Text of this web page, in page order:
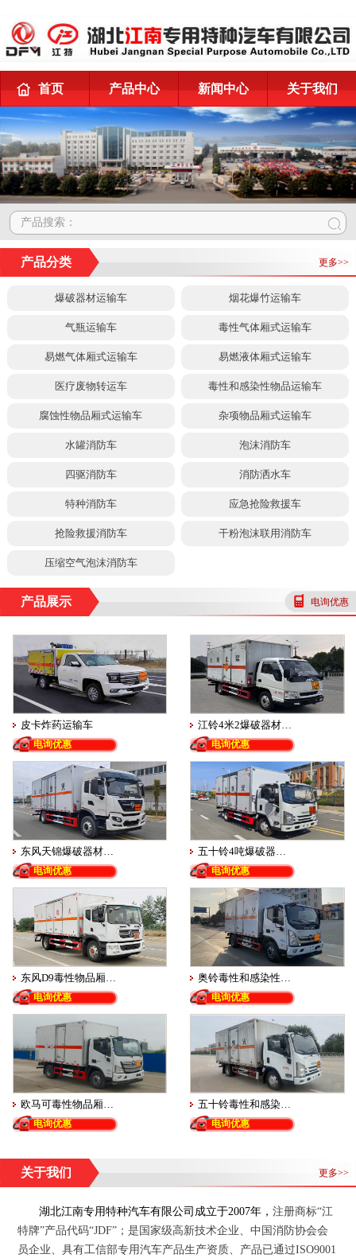
首页 产品中心 新闻中心 关于我们
产品搜索：
产品分类 更多>>
爆破器材运输车 烟花爆竹运输车
气瓶运输车 毒性气体厢式运输车
易燃气体厢式运输车 易燃液体厢式运输车
医疗废物转运车 毒性和感染性物品运输车
腐蚀性物品厢式运输车 杂项物品厢式运输车
水罐消防车 泡沫消防车
四驱消防车 消防洒水车
特种消防车 应急抢险救援车
抢险救援消防车 干粉泡沫联用消防车
压缩空气泡沫消防车
产品展示 电询优惠
皮卡炸药运输车
电询优惠
江铃4米2爆破器材…
电询优惠
东风天锦爆破器材…
电询优惠
五十铃4吨爆破器…
电询优惠
东风D9毒性物品厢…
电询优惠
奥铃毒性和感染性…
电询优惠
欧马可毒性物品厢…
电询优惠
五十铃毒性和感染…
电询优惠
关于我们 更多>>
湖北江南专用特种汽车有限公司 成立于2007年 ，注册商标“江
特牌”产品代码“JDF”；是国家级高新技术企业、中国消防协会会
员企业、具有工信部专用汽车产品生产资质、产品已通过ISO9001